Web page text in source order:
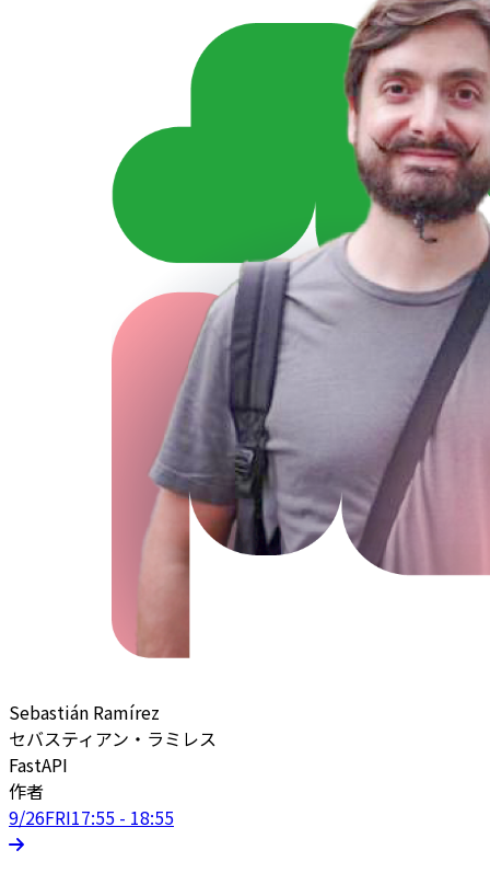
Sebastián Ramírez
セバスティアン・ラミレス
FastAPI
作者
9/26FRI17:55 - 18:55